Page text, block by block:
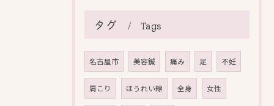
タグ Tags
名古屋市 美容鍼 痛み 足 不妊
肩こり ほうれい線 全身 女性